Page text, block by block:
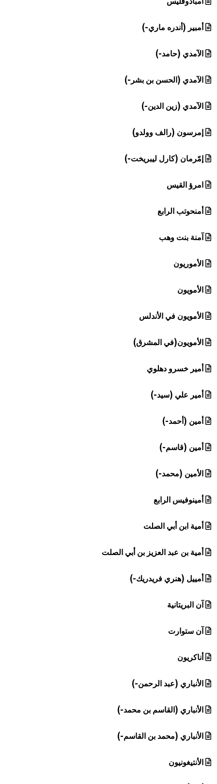
أمبير (أندره ماري-)
الآمدي (حامد-)
الآمدي (الحسن بن بشر-)
الآمدي (زين الدين-)
إمرسون (رالف وولدو)
إمّرمان (كارل ليبريخت-)
امرؤ القيس
أمنحوتب الرابع
آمنة بنت وهب
الأموريون
الأمويون
الأمويون في الأندلس
الأمويون(في المشرق)
أمير خسرو دهلوي
أمير علي (سيد-)
أمين (أحمد-)
أمين (قاسم-)
الأمين (محمد-)
أمينوفيس الرابع
أمية ابن أبي الصلت
أمية بن عبد العزيز بن أبي الصلت
أمييل (هنري فريدريك-)
آن البريتانية
آن ستوارت
أناكريون
الأنباري (عبد الرحمن-)
الأنباري (القاسم بن محمد-)
الأنباري (محمد بن القاسم-)
الأنتيغونيون